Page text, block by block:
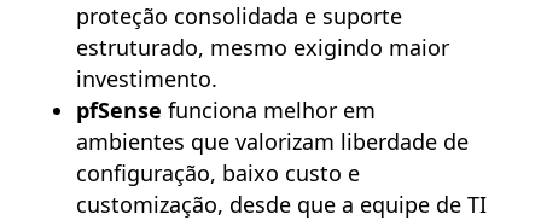
proteção consolidada e suporte
estruturado, mesmo exigindo maior
investimento.
pfSense funciona melhor em
ambientes que valorizam liberdade de
configuração, baixo custo e
customização, desde que a equipe de TI